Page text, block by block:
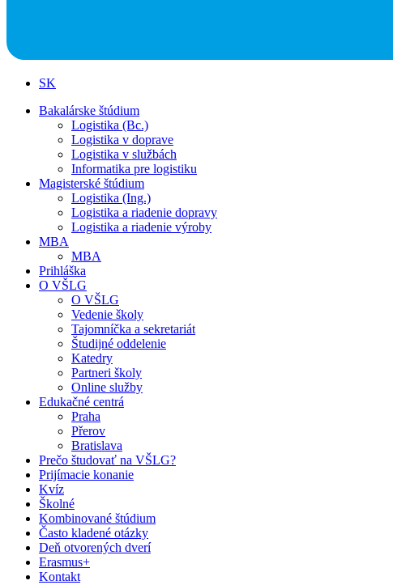
SK
Bakalárske štúdium
Logistika (Bc.)
Logistika v doprave
Logistika v službách
Informatika pre logistiku
Magisterské štúdium
Logistika (Ing.)
Logistika a riadenie dopravy
Logistika a riadenie výroby
MBA
MBA
Prihláška
O VŠLG
O VŠLG
Vedenie školy
Tajomníčka a sekretariát
Študijné oddelenie
Katedry
Partneri školy
Online služby
Edukačné centrá
Praha
Přerov
Bratislava
Prečo študovať na VŠLG?
Prijímacie konanie
Kvíz
Školné
Kombinované štúdium
Často kladené otázky
Deň otvorených dverí
Erasmus+
Kontakt